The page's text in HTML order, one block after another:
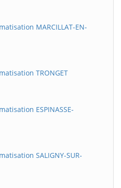
MARCILLAT-EN-
TRONGET
ESPINASSE-
SALIGNY-SUR-